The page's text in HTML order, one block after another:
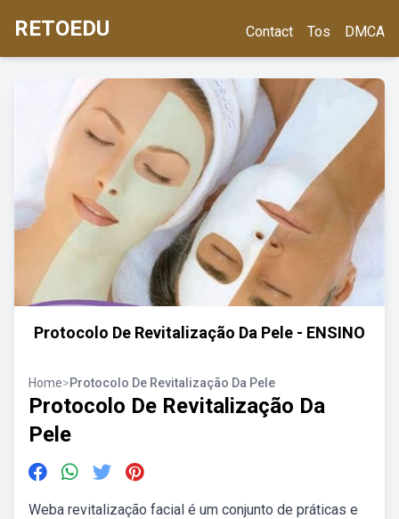
RETOEDU Contact Tos DMCA
Protocolo De Revitalização Da Pele - ENSINO
Home>Protocolo De Revitalização Da Pele
Protocolo De Revitalização Da
Pele
Weba revitalização facial é um conjunto de práticas e